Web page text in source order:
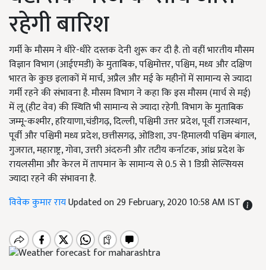
रहेगी बारिश
गर्मी के मौसम ने धीरे-धीरे दस्तक देनी शुरू कर दी है. तो वहीं भारतीय मौसम
विज्ञान विभाग (आईएमडी) के मुताबिक, पश्चिमोत्तर, पश्चिम, मध्य और दक्षिण
भारत के कुछ इलाकों में मार्च, अप्रैल और मई के महीनों में सामान्य से ज्यादा
गर्मी रहने की संभावना है. मौसम विभाग ने कहा कि इस मौसम (मार्च से मई)
में लू (हीट वेव) की स्थिति भी सामान्य से ज्यादा रहेगी. विभाग के मुताबिक
जम्मू-कश्मीर, हरियाणा,चंडीगढ़, दिल्ली, पश्चिमी उत्तर प्रदेश, पूर्वी राजस्थान,
पूर्वी और पश्चिमी मध्य प्रदेश, छत्तीसगढ़, ओडिशा, उप-हिमालयी पश्चिम बंगाल,
गुजरात, महाराष्ट्र, गोवा, उत्तरी अंदरुनी और तटीय कर्नाटक, आंध्र प्रदेश के
रायलसीमा और केरल में तापमान के सामान्य से 0.5 से 1 डिग्री सेल्सियस
ज्यादा रहने की संभावना है.
विवेक कुमार रायUpdated on 29 February, 2020 10:58 AM IST